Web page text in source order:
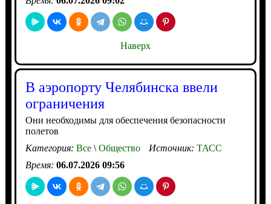
Наверх
В аэропорту Челябинска ввели
ограничения
Они необходимы для обеспечения безопасности
полетов
Категория: Все\Общество Источник: ТАСС
Время: 06.07.2026 09:56